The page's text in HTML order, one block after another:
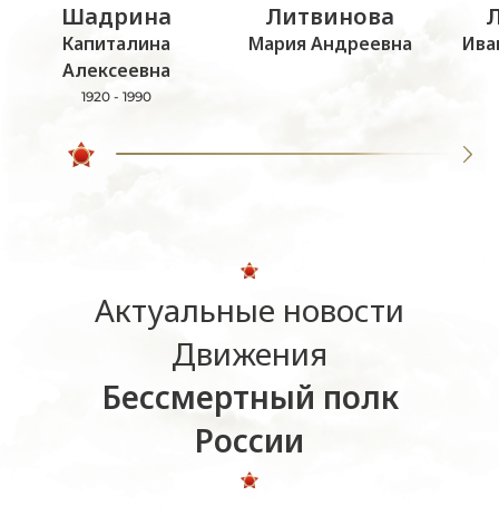
Шадрина
Капиталина
Алексеевна
1920 - 1990
Литвинова
Мария Андреевна
Актуальные новости
Движения
Бессмертный полк
России